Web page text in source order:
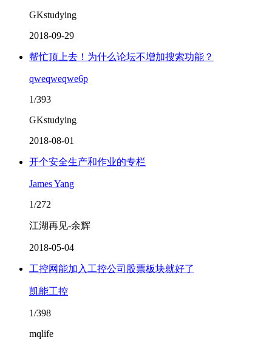
GKstudying
2018-09-29
帮忙顶上去！为什么论坛不增加搜索功能？
qweqweqwe6p
1/393
GKstudying
2018-08-01
开个安全生产和作业的专栏
James Yang
1/272
江湖再见-余辉
2018-05-04
工控网能加入工控公司股票板块就好了
凯能工控
1/398
mqlife